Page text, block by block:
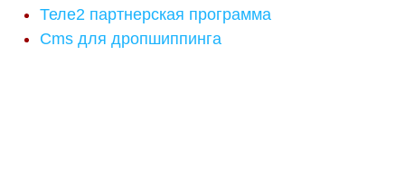
Теле2 партнерская программа
Cms для дропшиппинга